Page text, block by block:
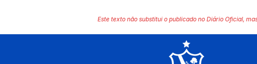
Este texto não substitui o publicado no Diário Oficial,